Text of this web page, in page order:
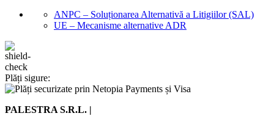
ANPC – Soluționarea Alternativă a Litigiilor (SAL)
UE – Mecanisme alternative ADR
Plăți sigure:
PALESTRA S.R.L. |